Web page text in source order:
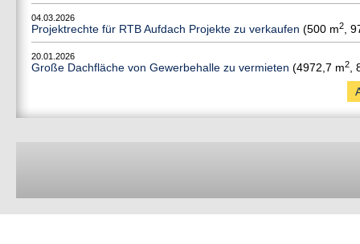
04.03.2026
Projektrechte für RTB Aufdach Projekte zu verkaufen (500 m2 ,
20.01.2026
Große Dachfläche von Gewerbehalle zu vermieten (4972,7 m2